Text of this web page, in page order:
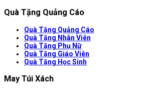
Quà Tặng Quảng Cáo
Quà Tặng Quảng Cáo
Quà Tặng Nhân Viên
Quà Tặng Phụ Nữ
Quà Tặng Giáo Viên
Quà Tặng Học Sinh
May Túi Xách